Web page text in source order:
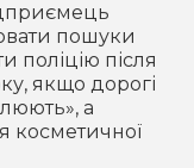
пошуки
поліцію після
якщо дорогі
а
косметичної